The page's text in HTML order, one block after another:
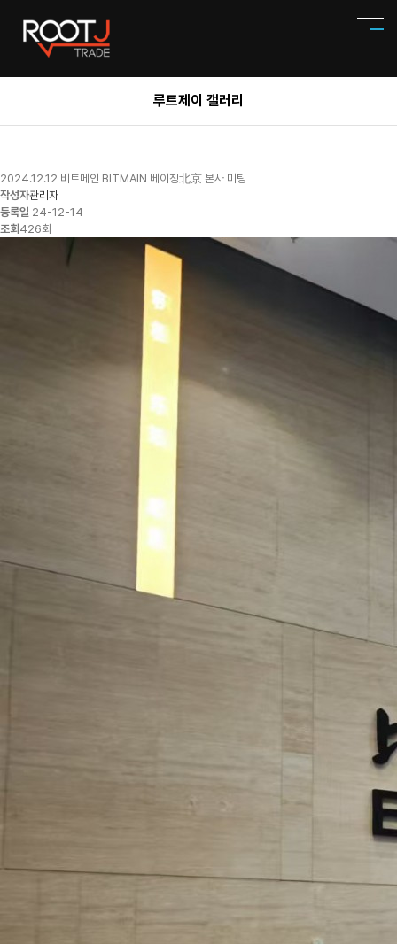
루트제이 갤러리
2024.12.12 비트메인 BITMAIN 베이징北京 본사 미팅
작성자관리자
등록일 24-12-14
조회 426회